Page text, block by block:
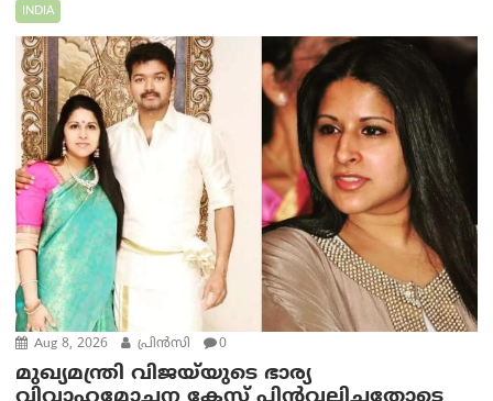
INDIA
Aug 8, 2026 പ്രിന്‍സി 0
മുഖ്യമന്ത്രി വിജയ്‌യുടെ ഭാര്യ